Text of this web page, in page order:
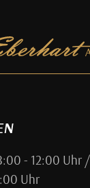
- 12:00 Uhr
Uhr